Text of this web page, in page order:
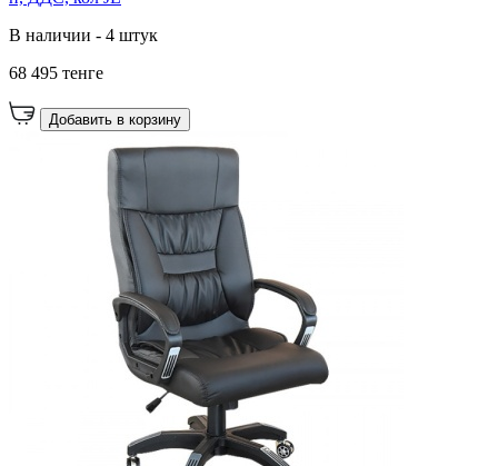
В наличии - 4 штук
68 495 тенге
Добавить в корзину